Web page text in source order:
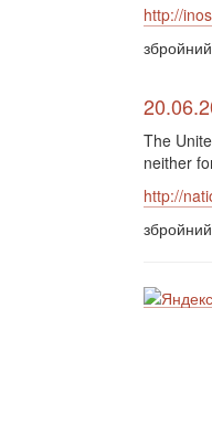
http://
The
neither
http://